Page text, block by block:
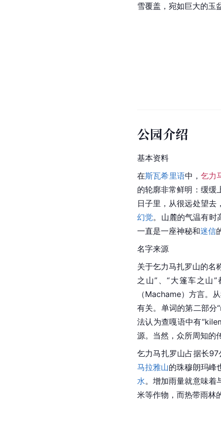
雪覆盖，宛如巨大的玉
公园介绍
基本资料
在斯瓦希里语中，乞力
的轮廓非常鲜明：缓
日子里，从很远处望去
幻觉。山麓的气温有
一直是一座神秘和迷信
名字来源
关于乞力马扎罗山的名
之山”、“大篷车之山
（Machame）方言。
有关。单词的第二部分
法认为查嘎语中有
源。当然，众所周知的
乞力马扎罗山占据长
马拉雅山的珠穆朗玛峰
水。增加雨量就意味着
米等作物，而热带雨林